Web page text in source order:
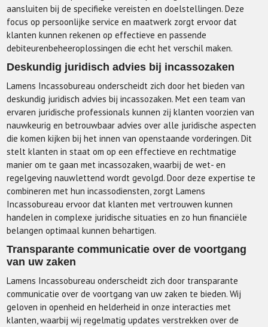
aansluiten bij de specifieke vereisten en doelstellingen. Deze
focus op persoonlijke service en maatwerk zorgt ervoor dat
klanten kunnen rekenen op effectieve en passende
debiteurenbeheeroplossingen die echt het verschil maken.
Deskundig juridisch advies bij incassozaken
Lamens Incassobureau onderscheidt zich door het bieden van
deskundig juridisch advies bij incassozaken. Met een team van
ervaren juridische professionals kunnen zij klanten voorzien van
nauwkeurig en betrouwbaar advies over alle juridische aspecten
die komen kijken bij het innen van openstaande vorderingen. Dit
stelt klanten in staat om op een effectieve en rechtmatige
manier om te gaan met incassozaken, waarbij de wet- en
regelgeving nauwlettend wordt gevolgd. Door deze expertise te
combineren met hun incassodiensten, zorgt Lamens
Incassobureau ervoor dat klanten met vertrouwen kunnen
handelen in complexe juridische situaties en zo hun financiële
belangen optimaal kunnen behartigen.
Transparante communicatie over de voortgang
van uw zaken
Lamens Incassobureau onderscheidt zich door transparante
communicatie over de voortgang van uw zaken te bieden. Wij
geloven in openheid en helderheid in onze interacties met
klanten, waarbij wij regelmatig updates verstrekken over de